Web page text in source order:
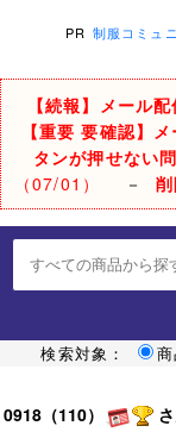
PR 制服コミュ
【続報】メール
【重要 要確認】
タンが押せない
（07/01）
－
検索対象：
0918（110）